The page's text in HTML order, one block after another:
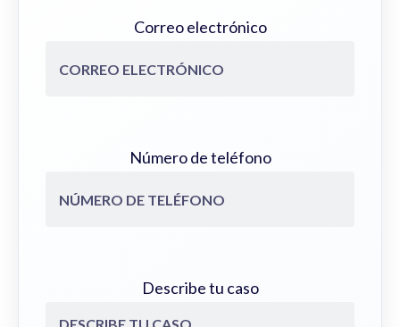
Correo electrónico
Número de teléfono
Describe tu caso